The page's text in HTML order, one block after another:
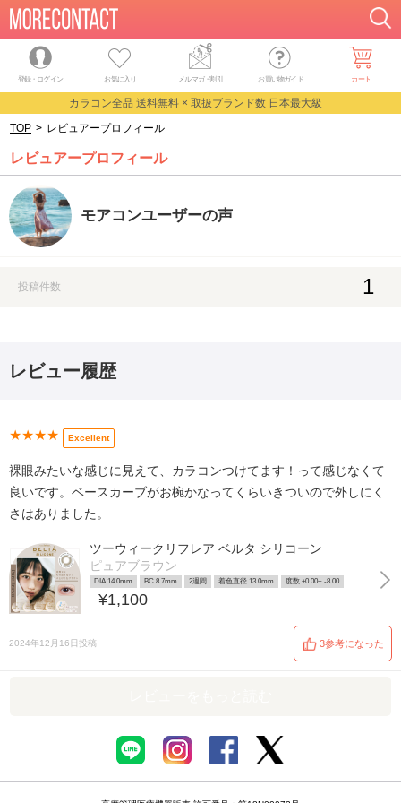
登録・ログイン お気に入り メルマガ・割引 お買い物ガイド カート
カラコン全品 送料無料 × 取扱ブランド数 日本最大級
TOP > レビュアープロフィール
レビュアープロフィール
モアコンユーザーの声
投稿件数 1
レビュー履歴
★★★★ Excellent
裸眼みたいな感じに見えて、カラコンつけてます！って感じなくて
良いです。ベースカーブがお椀かなってくらいきついので外しにく
さはありました。
ツーウィークリフレア ベルタ シリコーン
ピュアブラウン
DIA 14.0mm BC 8.7mm 2週間 着色直径 13.0mm 度数 ±0.00~ -8.00
¥1,100
2024年12月16日投稿 3参考になった